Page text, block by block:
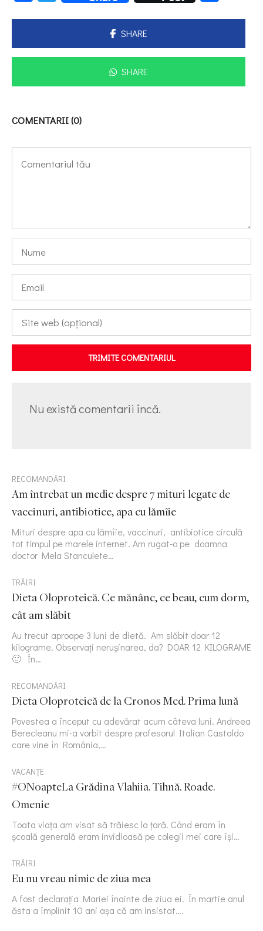
SHARE
SHARE
COMENTARII (0)
TRIMITE COMENTARIUL
Nu există comentarii încă.
RECOMANDĂRI
Am întrebat un medic despre 7 mituri legate de
vaccinuri, antibiotice, apa cu lămîie
Mituri despre apa cu lămîie, vaccinuri, antibiotice circulă
tot timpul pe marele internet. Am rugat-o pe doamna
doctor Mela Stanculete…
TRĂIRI
Dieta Oloproteică. Ce mănânc, ce beau, cum dorm,
cât am slăbit
Au trecut aproape 3 luni de dietă. Am slăbit doar 12
kilograme. Observați nerușinarea, da? DOAR 12 KILOGRAME
🙂 În…
RECOMANDĂRI
Dieta Oloproteică de la Cronos Med. Prima lună
Povestea a început cu adevărat acum câteva luni. Andreea
Berecleanu mi-a vorbit despre profesorul Italian Castaldo
care vine în România,…
VACANȚE
#ONoapteLa Grădina Vlahiia. Tihnă. Roade.
Omenie
Toata viața am visat să trăiesc la țară. Când eram în
școală generală eram invidioasă pe colegii mei care își…
TRĂIRI
Eu nu vreau nimic de ziua mea
A fost declarația Mariei înainte de ziua ei. În martie anul
ăsta a împlinit 10 ani așa că am insistat….